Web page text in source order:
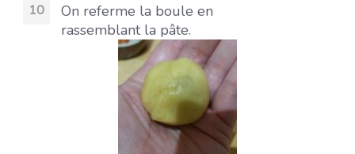
On referme la boule en
rassemblant la pâte.